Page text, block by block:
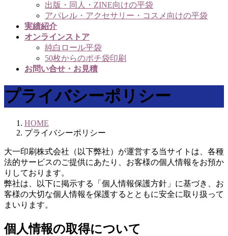
出版・同人・ZINE向けの平袋
アパレル・アクセサリー・コスメ向けの平袋
実績紹介
オンラインストア
純白ロール平袋
50枚からのポチ袋印刷
お問い合せ・お見積
プライバシーポリシー
HOME
プライバシーポリシー
大一印刷株式会社（以下弊社）が運営する当サイトは、各種
法的サービスのご提供にあたり、お客様の個人情報をお預か
りしております。
弊社は、以下に掲示する「個人情報保護方針」に基づき、お
客様の大切な個人情報を保護するとともに安全に取り扱って
まいります。
個人情報の取得について